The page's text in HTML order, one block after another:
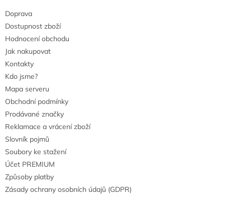
Doprava
Dostupnost zboží
Hodnocení obchodu
Jak nakupovat
Kontakty
Kdo jsme?
Mapa serveru
Obchodní podmínky
Prodávané značky
Reklamace a vrácení zboží
Slovník pojmů
Soubory ke stažení
Účet PREMIUM
Způsoby platby
Zásady ochrany osobních údajů (GDPR)